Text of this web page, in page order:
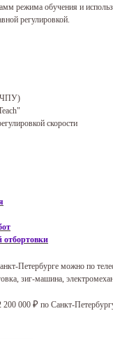
режима обучения и
регулировкой.
(ЧПУ)
скорости
отбортовки
Петербурге можно по
зиг-машина,
200 000 ₽ по Санкт-